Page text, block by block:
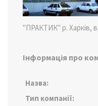
"ПРАКТИК" р. Харків,
Інформація про
Назва:
Тип компанії: